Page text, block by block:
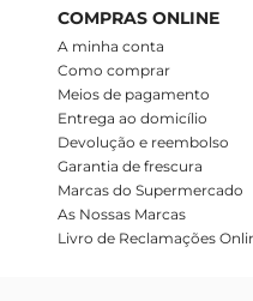
COMPRAS ONLINE
A minha conta
Como comprar
Meios de pagamento
Entrega ao domicílio
Devolução e reembolso
Garantia de frescura
Marcas do Supermercado
As Nossas Marcas
Livro de Reclamações